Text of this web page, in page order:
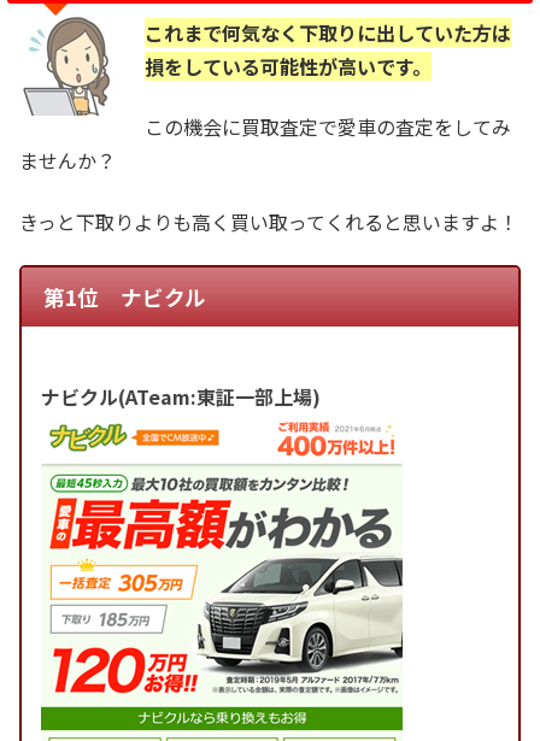
これまで何気なく下取りに出していた方は
損をしている可能性が高いです。
この機会に買取査定で愛車の査定をしてみ
ませんか？
きっと下取りよりも高く買い取ってくれると思いますよ！
第1位 ナビクル
ナビクル(ATeam:東証一部上場)